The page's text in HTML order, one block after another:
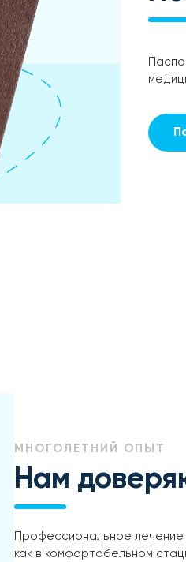
МНОГОЛЕТНИЙ ОПЫТ
Нам
Профессиональное
как в комфортабельном